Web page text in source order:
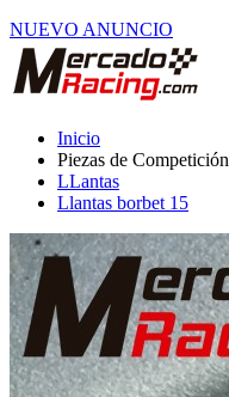
NUEVO ANUNCIO
Inicio
Piezas de Competición
LLantas
Llantas borbet 15